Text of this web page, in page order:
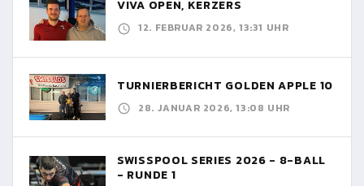
VIVA OPEN, KERZERS
12. FEBRUAR 2026, 13:31 UHR
TURNIERBERICHT GOLDEN APPLE 10
28. JANUAR 2026, 13:08 UHR
SWISSPOOL SERIES 2026 - 8-BALL
- RUNDE 1